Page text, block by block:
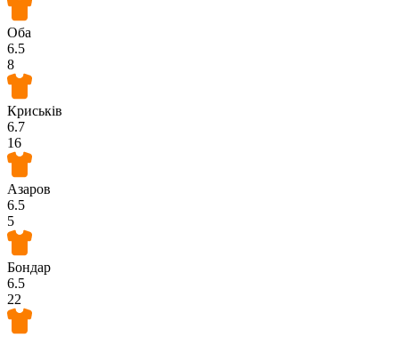
Оба
6.5
8
Криськів
6.7
16
Азаров
6.5
5
Бондар
6.5
22